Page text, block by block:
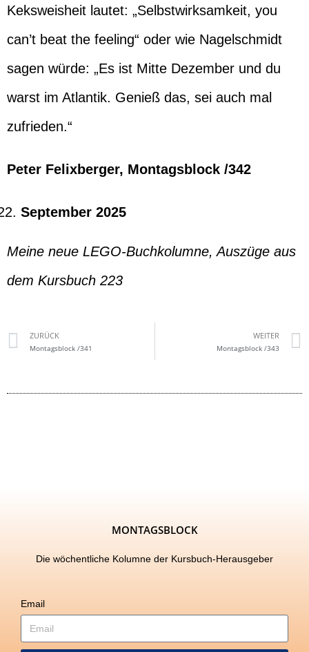
Keksweisheit lautet: „Selbstwirksamkeit, you
can’t beat the feeling“ oder wie Nagelschmidt
sagen würde: „Es ist Mitte Dezember und du
warst im Atlantik. Genieß das, sei auch mal
zufrieden.“
Peter Felixberger, Montagsblock /342
September 2025
Meine neue LEGO-Buchkolumne, Auszüge aus
dem Kursbuch 223
ZURÜCK
Montagsblock /341
WEITER
Montagsblock /343
MONTAGSBLOCK
Die wöchentliche Kolumne der Kursbuch-Herausgeber
Email